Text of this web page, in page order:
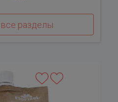
разделы